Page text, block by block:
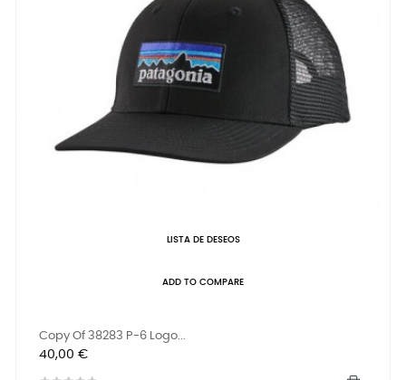
LISTA DE DESEOS
ADD TO COMPARE
Copy Of 38283 P-6 Logo...
Precio
40,00 €